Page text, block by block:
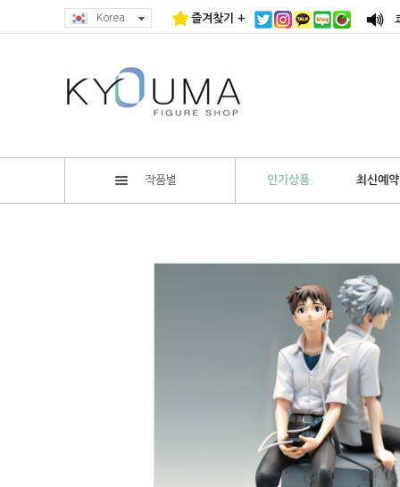
Korea 즐겨찾기 +
작품별 인기상품 최신예약